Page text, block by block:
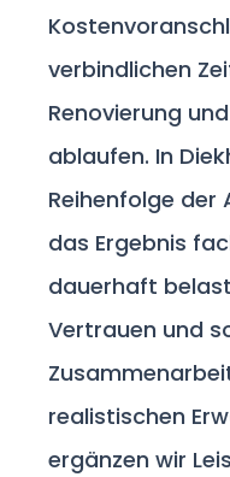
verbindlichen
Renovierung
ablaufen. In
Reihenfolge
das Ergebnis
dauerhaft
Vertrauen und
realistischen
ergänzen wir